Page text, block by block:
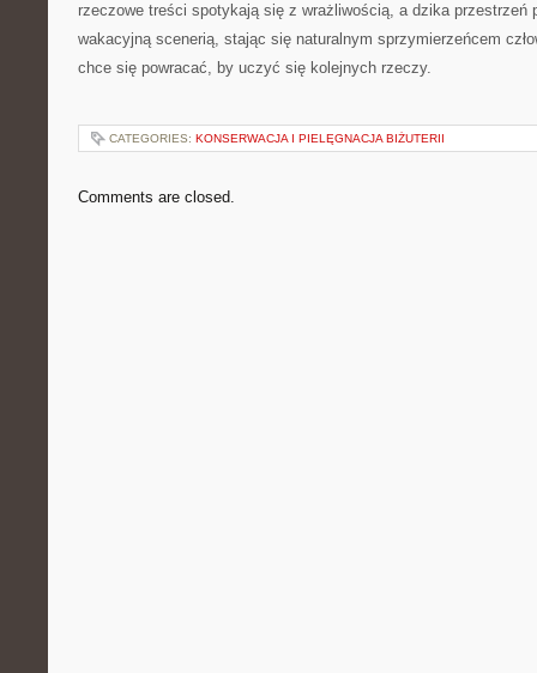
rzeczowe treści spotykają się z wrażliwością, a dzika przestrzeń
wakacyjną scenerią, stając się naturalnym sprzymierzeńcem
chce się powracać, by uczyć się kolejnych rzeczy.
CATEGORIES: KONSERWACJA I PIELĘGNACJA BIŻUTERII
Comments are closed.